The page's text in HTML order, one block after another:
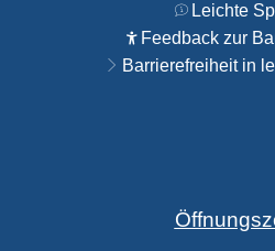
Leichte
Feedback zur
Barrierefreiheit in